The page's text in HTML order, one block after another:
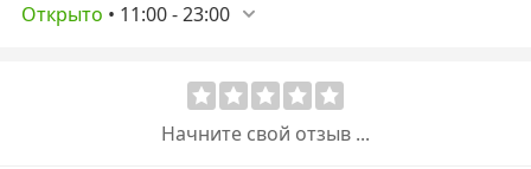
Открыто • 11:00-23:00
Начните свой отзыв ...